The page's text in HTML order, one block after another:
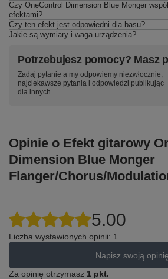
Czy OneControl Dimension Blue Monger
efektami?
Czy ten efekt jest odpowiedni dla basu?
Jakie są wymiary i waga urządzenia?
Potrzebujesz pomocy? Masz
Zadaj pytanie a my odpowiemy niezwłocznie,
najciekawsze pytania i odpowiedzi publikując
dla innych.
Opinie o Efekt gitarowy
Dimension Blue Monger
Flanger/Chorus/
5.00
Liczba wystawionych opinii: 1
Napisz swoją opinię
Za opinię otrzymasz 1 pkt.